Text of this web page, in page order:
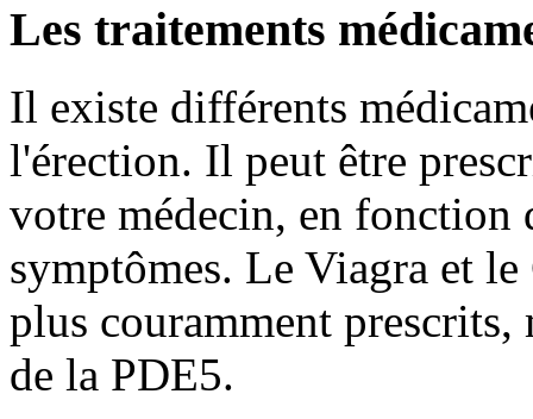
Les traitements
Il existe différents
l'érection. Il peut être
votre médecin, en fonction
symptômes. Le Viagra et
plus couramment
de la PDE5.